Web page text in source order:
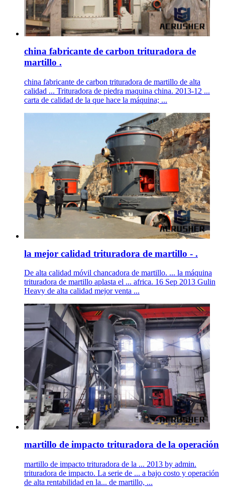
china fabricante de carbon trituradora de
martillo .
china fabricante de carbon trituradora de martillo de alta
calidad ... Trituradora de piedra maquina china. 2013-12 ...
carta de calidad de la que hace la máquina; ...
la mejor calidad trituradora de martillo - .
De alta calidad móvil chancadora de martillo. ... la máquina
trituradora de martillo aplasta el ... africa. 16 Sep 2013 Gulin
Heavy de alta calidad mejor venta ...
martillo de impacto trituradora de la operación
martillo de impacto trituradora de la ... 2013 by admin.
trituradora de impacto. La serie de ... a bajo costo y operación
de alta rentabilidad en la... de martillo, ...